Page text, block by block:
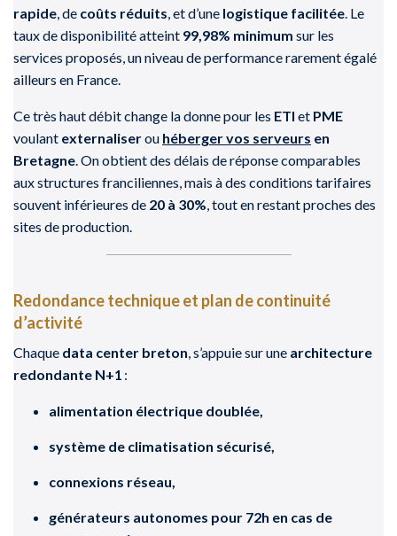
rapide , de coûts réduits , et d’une logistique facilitée . Le
taux de disponibilité atteint 99,98% minimum sur les
services proposés, un niveau de performance rarement égalé
ailleurs en France.
Ce très haut débit change la donne pour les ETI et PME
voulant externaliserou héberger vos serveurs en
Bretagne . On obtient des délais de réponse comparables
aux structures franciliennes, mais à des conditions tarifaires
souvent inférieures de 20 à 30% , tout en restant proches des
sites de production.
Redondance technique et plan de continuité
d’activité
Chaque data center breton, s’appuie sur une architecture
redondante N+1 :
alimentation électrique doublée,
système de climatisation sécurisé,
connexions réseau,
générateurs autonomes pour 72h en cas de